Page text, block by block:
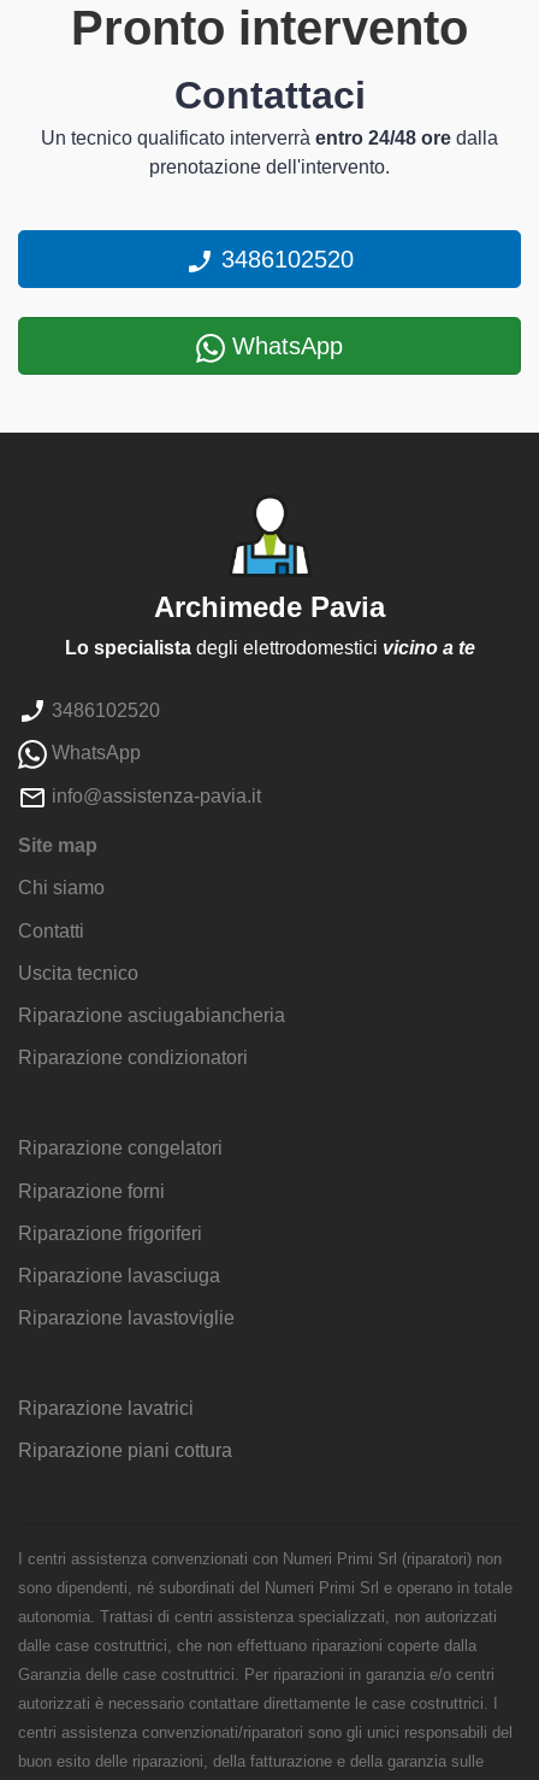
Pronto intervento
Contattaci
Un tecnico qualificato interverrà entro 24/48 ore dalla
prenotazione dell'intervento.
3486102520
WhatsApp
Archimede Pavia
Lo specialistadegli elettrodomestici vicino a te
3486102520
WhatsApp
info@assistenza-pavia.it
Site map
Chi siamo
Contatti
Uscita tecnico
Riparazione asciugabiancheria
Riparazione condizionatori
Riparazione congelatori
Riparazione forni
Riparazione frigoriferi
Riparazione lavasciuga
Riparazione lavastoviglie
Riparazione lavatrici
Riparazione piani cottura
I centri assistenza convenzionati con Numeri Primi Srl (riparatori) non
sono dipendenti, né subordinati del Numeri Primi Srl e operano in totale
autonomia. Trattasi di centri assistenza specializzati, non autorizzati
dalle case costruttrici, che non effettuano riparazioni coperte dalla
Garanzia delle case costruttrici. Per riparazioni in garanzia e/o centri
autorizzati è necessario contattare direttamente le case costruttrici. I
centri assistenza convenzionati/riparatori sono gli unici responsabili del
buon esito delle riparazioni, della fatturazione e della garanzia sulle